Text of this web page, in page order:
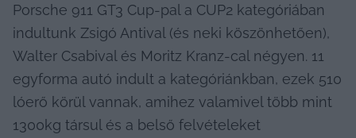
Porsche 911 GT3 Cup-pal a CUP2 kategóriában
indultunk Zsigó Antival (és neki köszönhetően),
Walter Csabival és Moritz Kranz-cal négyen. 11
egyforma autó indult a kategóriánkban, ezek 510
lóerő körül vannak, amihez valamivel több mint
1300kg társul és a belső felvételeket